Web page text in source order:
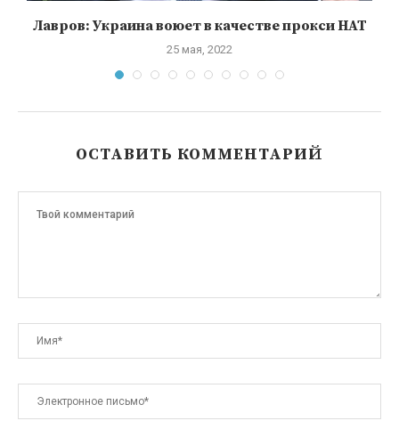
Лавров: Украина воюет в качестве прокси НАТ
25 мая, 2022
ОСТАВИТЬ КОММЕНТАРИЙ